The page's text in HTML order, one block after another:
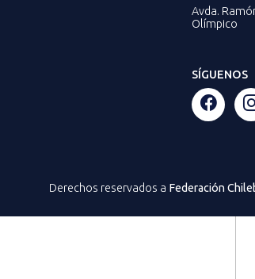
Avda.
Olímpico
SÍGUENOS
Derechos reservados a Federación